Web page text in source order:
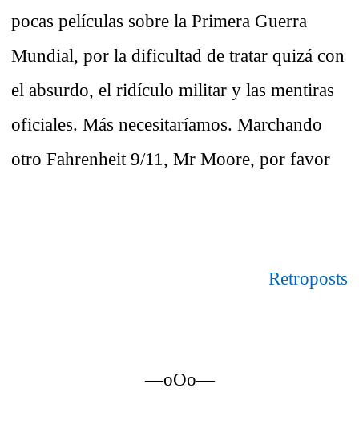
pocas películas sobre la Primera Guerra
Mundial, por la dificultad de tratar quizá con
el absurdo, el ridículo militar y las mentiras
oficiales. Más necesitaríamos. Marchando
otro Fahrenheit 9/11, Mr Moore, por favor
Retroposts
—oOo—